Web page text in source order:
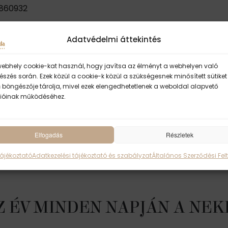
Adatvédelmi áttekintés
cookie-kat használ, hogy javítsa az élményt a webhelyen való
során. Ezek közül a cookie-k közül a szükségesnek minősített sütiket
böngészője tárolja, mivel ezek elengedhetetlenek a weboldal alapvető
működéséhez.
Elfogadás Részletek
Adatkezelési tájékoztató és szabályzatÁltalános Szerződési
ÉRHETŐEK EL
megrendeléseket
kedden adjuk át a
megrendeléseket kedden adjuk át a
melynekérkezéséről a Foxpostértesíti a
MINDEN NAPJÁN A